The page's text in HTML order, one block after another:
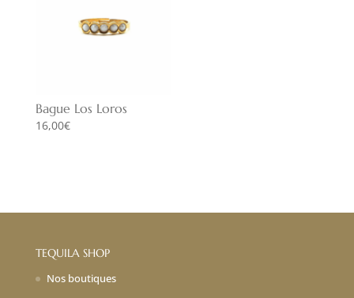
Bague Los Loros
16,00€
TEQUILA SHOP
Nos boutiques